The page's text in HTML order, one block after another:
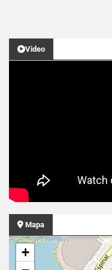
Video
Mapa
+